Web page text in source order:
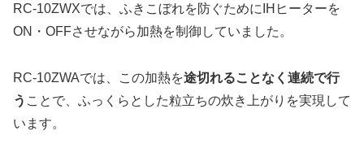
RC-10ZWXでは、ふきこぼれを防ぐためにIHヒーターを
ON・OFFさせながら加熱を制御していました。
RC-10ZWAでは、この加熱を途切れることなく連続で行
う ことで、ふっくらとした粒立ちの炊き上がりを実現して
います。